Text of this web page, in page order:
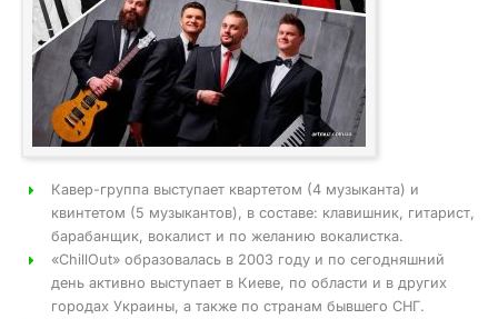
Кавер-группа выступает квартетом (4 музыканта) и
квинтетом (5 музыкантов), в составе: клавишник, гитарист,
барабанщик, вокалист и по желанию вокалистка.
«ChillОut» образовалась в 2003 году и по сегодняшний
день активно выступает в Киеве, по области и в других
городах Украины, а также по странам бывшего СНГ.